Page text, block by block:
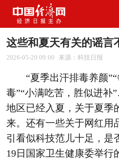
这些和夏天有关的谣言
2026-05-20 09:00 来源：科技日报
“夏季出汗排毒养颜
毒”“小满吃苦，胜似进
地区已经入夏，关于夏季
来。还有一些关于网红用
引看似科技范儿十足，是
19日国家卫生健康委举行